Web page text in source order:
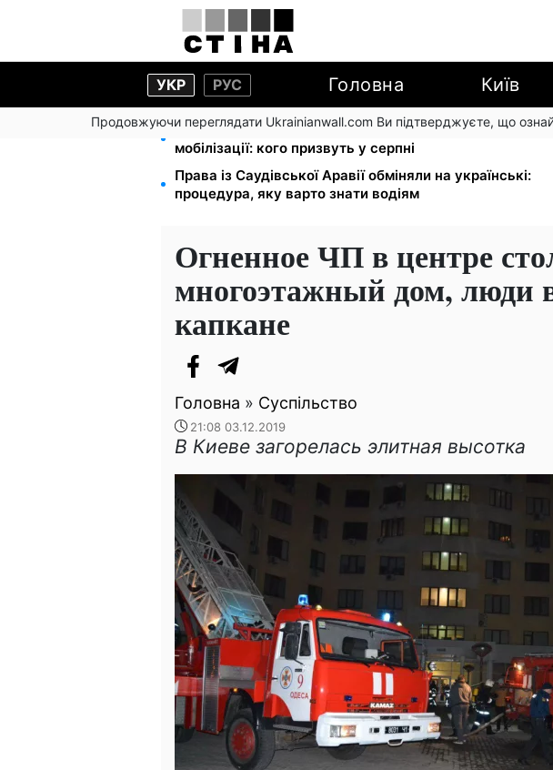
УКР РУС Головна Київ
Продовжуючи переглядати Ukrainianwall.com Ви підтверджуєте, що
Студенти-заочники та вечірники втрачають
мобілізації: кого призвуть у серпні
Права із Саудівської Аравії обміняли на українські:
процедура, яку варто знати водіям
Огненное ЧП в центре
многоэтажный дом, люди
капкане
Головна » Суспільство
21:08 03.12.2019
В Киеве загорелась элитная высотка